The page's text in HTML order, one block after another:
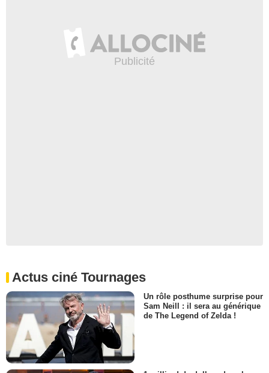
Actus ciné Tournages
Un rôle posthume surprise pour
Sam Neill : il sera au générique
de The Legend of Zelda !